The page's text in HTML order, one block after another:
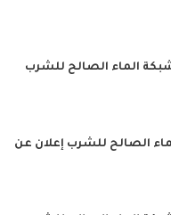
الماء الصالح للشرب
الصالح للشرب إعلان عن